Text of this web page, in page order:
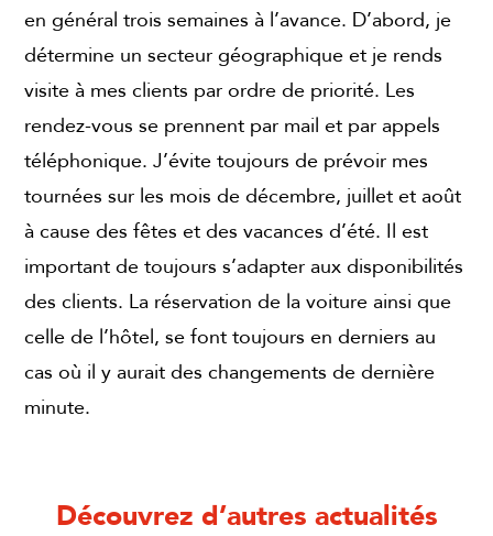
en général trois semaines à l’avance. D’abord, je
détermine un secteur géographique et je rends
visite à mes clients par ordre de priorité. Les
rendez-vous se prennent par mail et par appels
téléphonique. J’évite toujours de prévoir mes
tournées sur les mois de décembre, juillet et août
à cause des fêtes et des vacances d’été. Il est
important de toujours s’adapter aux disponibilités
des clients. La réservation de la voiture ainsi que
celle de l’hôtel, se font toujours en derniers au
cas où il y aurait des changements de dernière
minute.
Découvrez d’autres actualités